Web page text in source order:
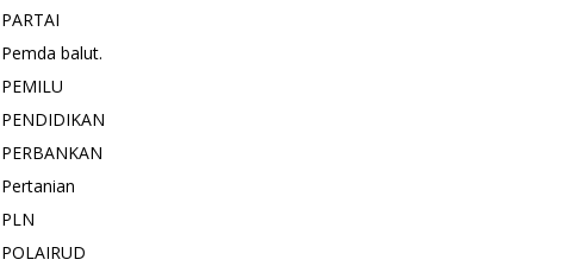
PARTAI
Pemda balut.
PEMILU
PENDIDIKAN
PERBANKAN
Pertanian
PLN
POLAIRUD